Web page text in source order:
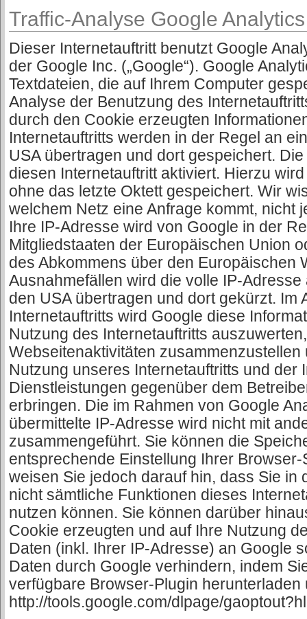
Traffic-Analyse Google Analytics
Dieser Internetauftritt benutzt Google
der Google Inc. („Google“). Google
Textdateien, die auf Ihrem Computer
Analyse der Benutzung des
durch den Cookie erzeugten
Internetauftritts werden in der Regel an
USA übertragen und dort gespeichert.
diesen Internetauftritt aktiviert. Hierzu
ohne das letzte Oktett gespeichert. Wir
welchem Netz eine Anfrage kommt, nicht
Ihre IP-Adresse wird von Google in der
Mitgliedstaaten der Europäischen Union
des Abkommens über den Europäischen
Ausnahmefällen wird die volle IP-
den USA übertragen und dort gekürzt. Im
Internetauftritts wird Google diese
Nutzung des Internetauftritts
Webseitenaktivitäten zusammenzustellen
Nutzung unseres Internetauftritts und der
Dienstleistungen gegenüber dem
erbringen. Die im Rahmen von Google
übermittelte IP-Adresse wird nicht mit
zusammengeführt. Sie können die
entsprechende Einstellung Ihrer
weisen Sie jedoch darauf hin, dass Sie in
nicht sämtliche Funktionen dieses
nutzen können. Sie können darüber
Cookie erzeugten und auf Ihre Nutzung
Daten (inkl. Ihrer IP-Adresse) an Google
Daten durch Google verhindern, indem
verfügbare Browser-Plugin herunterladen
http://tools.google.com/dlpage/